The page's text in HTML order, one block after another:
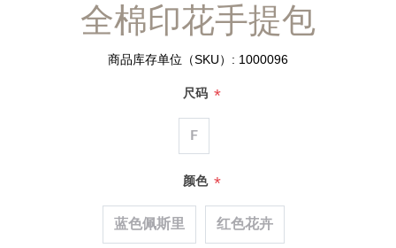
全棉印花手提包
商品库存单位（SKU）: 1000096
尺码 *
F
颜色 *
蓝色佩斯里 红色花卉